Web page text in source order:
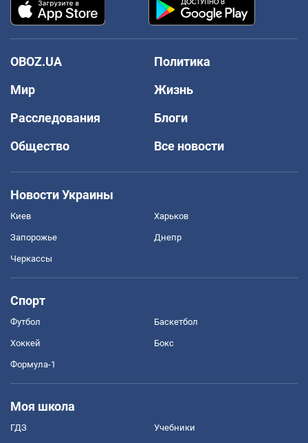
OBOZ.UA
Политика
Мир
Жизнь
Расследования
Блоги
Общество
Все новости
Новости Украины
Киев Харьков
Запорожье Днепр
Черкассы
Спорт
Футбол Баскетбол
Хоккей Бокс
Формула-1
Моя школа
ГДЗ Учебники